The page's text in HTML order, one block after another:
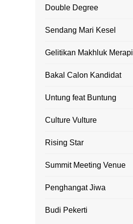
Double Degree
Sendang Mari Kesel
Gelitikan Makhluk Merapi
Bakal Calon Kandidat
Untung feat Buntung
Culture Vulture
Rising Star
Summit Meeting Venue
Penghangat Jiwa
Budi Pekerti